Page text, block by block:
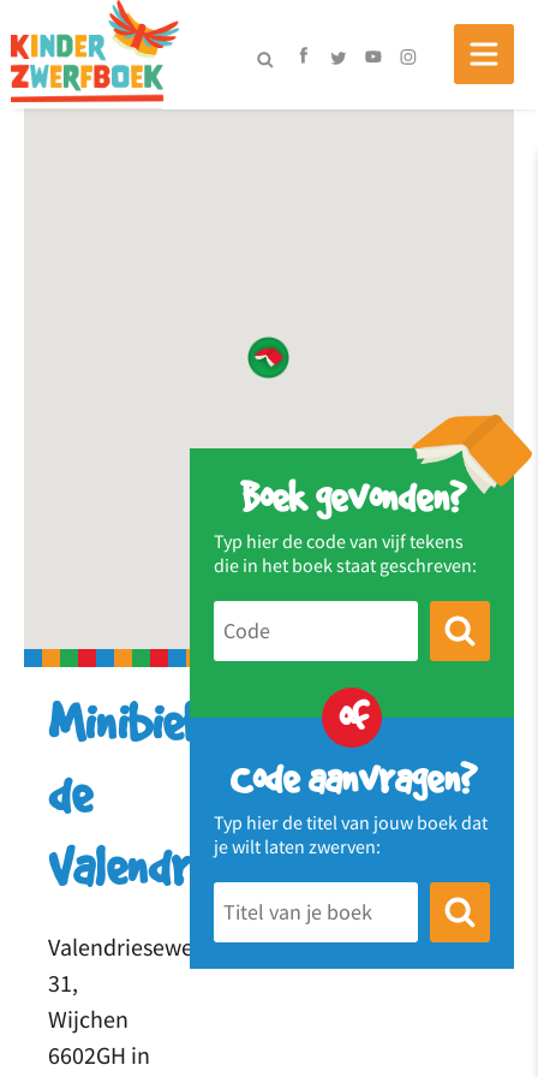
Boek gevonden?
Typ hier de code van vijf tekens
die in het boek staat geschreven:
of
Code aanvragen?
Typ hier de titel van jouw boek dat
je wilt laten zwerven:
Minibieb
de
Valendries
Valendrieseweg
31,
Wijchen
6602GH in